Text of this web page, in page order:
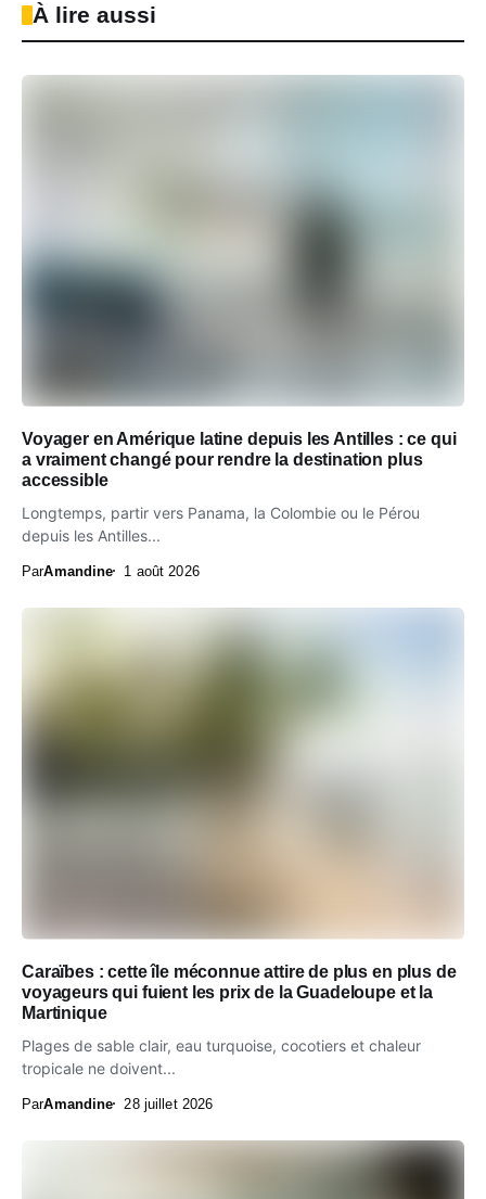
À lire aussi
Voyager en Amérique latine depuis les Antilles : ce qui
a vraiment changé pour rendre la destination plus
accessible
Longtemps, partir vers Panama, la Colombie ou le Pérou
depuis les Antilles...
ParAmandine 1 août 2026
Caraïbes : cette île méconnue attire de plus en plus de
voyageurs qui fuient les prix de la Guadeloupe et la
Martinique
Plages de sable clair, eau turquoise, cocotiers et chaleur
tropicale ne doivent...
ParAmandine 28 juillet 2026